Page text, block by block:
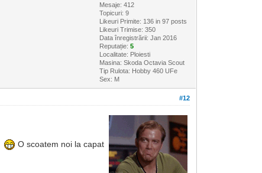
Mesaje: 412
Topicuri: 9
Likeuri Primite: 136 in 97 posts
Likeuri Trimise: 350
Data înregistrării: Jan 2016
Reputație:5
Localitate: Ploiesti
Masina: Skoda Octavia Scout
Tip Rulota: Hobby 460 UFe
Sex: M
#12
O scoatem noi la capat